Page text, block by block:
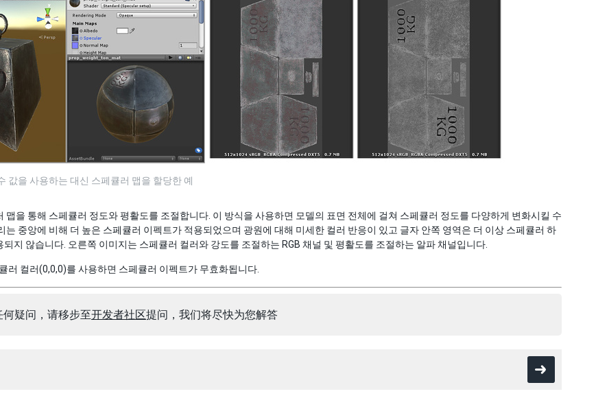
값을 사용하는 대신 스페큘러 맵을 할당한 예
맵을 통해 스페큘러 정도와 평활도를 조절합니다. 이 방식을 사용하면 모델의 표면 전체에 걸쳐 스페큘러 정도를 다양하게 변화시킬 수
는 중앙에 비해 더 높은 스페큘러 이펙트가 적용되었으며 광원에 대해 미세한 컬러 반응이 있고 글자 안쪽 영역은 더 이상 스페큘러 하
되지 않습니다. 오른쪽 이미지는 스페큘러 컬러와 강도를 조절하는 RGB 채널 및 평활도를 조절하는 알파 채널입니다.
러 컬러(0,0,0)를 사용하면 스페큘러 이펙트가 무효화됩니다.
疑问，请移步至开发者社区提问，我们将尽快为您解答